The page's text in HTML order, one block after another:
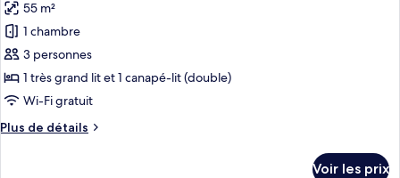
Suite
Junior,
chambre
les
photos
pour
ce
type
chambre :
55 m²
1 chambre
3 personnes
1 très grand lit et 1 canapé-lit (double)
Wi-Fi gratuit
Plus de détails
Plus
Voir les prix